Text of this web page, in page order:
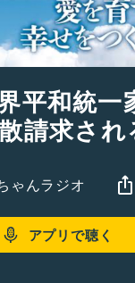
平和統一
請求され
ゃんラジオ
アプリで聴く